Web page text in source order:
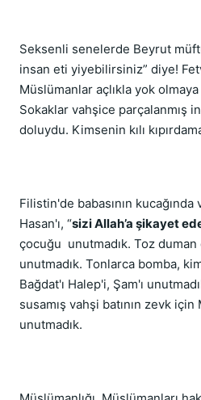
Seksenli senelerde Beyrut
insan eti yiyebilirsiniz” diye!
Müslümanlar açlıkla yok
Sokaklar vahşice parçalanmış
doluydu. Kimsenin kılı
Filistin'de babasının kucağında
Hasan'ı, “sizi Allah’a şikayet
çocuğu unutmadık. Toz
unutmadık. Tonlarca bomba,
Bağdat'ı Halep'i, Şam'ı
susamış vahşi batının zevk için
unutmadık.